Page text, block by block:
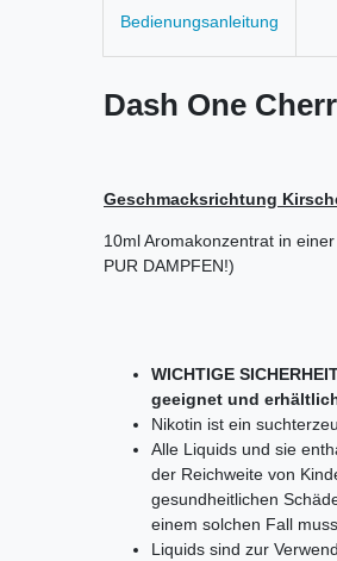
Bedienungsanleitung
Dash One
Geschmacksrichtung
10ml Aromakonzentrat in
PUR DAMPFEN!)
WICHTIGE
geeignet und
Nikotin ist ein
Alle Liquids und sie
der Reichweite von
gesundheitlichen
einem solchen Fall
Liquids sind zur